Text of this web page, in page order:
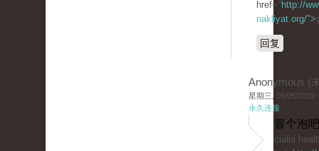
href=" http://
nakliyat.org/">
回复
Anonymous (
星期三, 06/05/2019
永久连接
冒个泡
cialis